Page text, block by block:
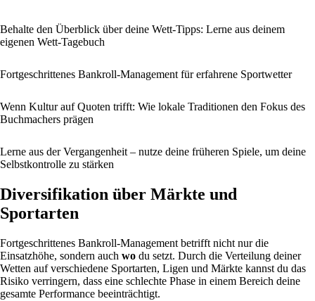
Behalte den Überblick über deine Wett-Tipps: Lerne aus deinem
eigenen Wett-Tagebuch
Fortgeschrittenes Bankroll-Management für erfahrene Sportwetter
Wenn Kultur auf Quoten trifft: Wie lokale Traditionen den Fokus des
Buchmachers prägen
Lerne aus der Vergangenheit – nutze deine früheren Spiele, um deine
Selbstkontrolle zu stärken
Diversifikation über Märkte und
Sportarten
Fortgeschrittenes Bankroll-Management betrifft nicht nur die
Einsatzhöhe, sondern auch wo du setzt. Durch die Verteilung deiner
Wetten auf verschiedene Sportarten, Ligen und Märkte kannst du das
Risiko verringern, dass eine schlechte Phase in einem Bereich deine
gesamte Performance beeinträchtigt.